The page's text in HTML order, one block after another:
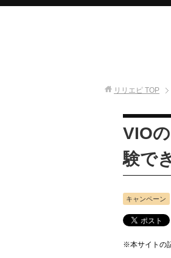
リリエピ TOP
VIO
験で
キャンペーン
※本サイトの